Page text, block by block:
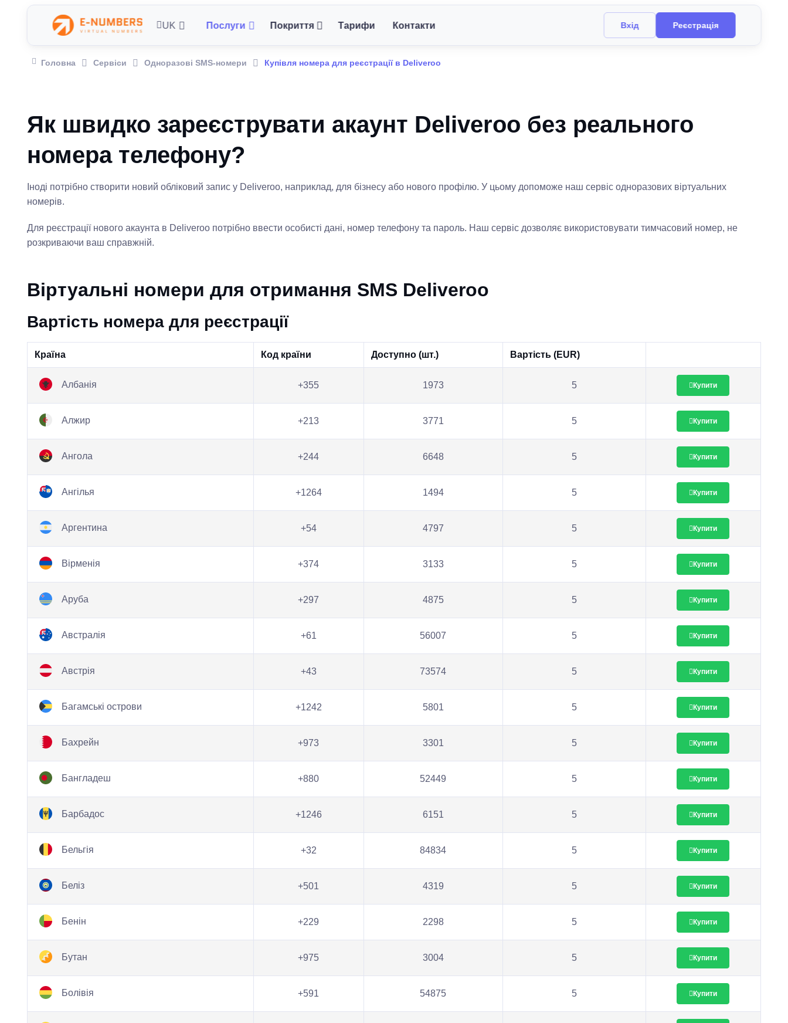
UK Послуги Покриття Тарифи Контакти Вхід Реєстрація
Головна Сервіси Одноразові SMS-номери Купівля номера для реєстрації в Deliveroo
Як швидко зареєструвати акаунт Deliveroo без реального
номера телефону?
Іноді потрібно створити новий обліковий запис у Deliveroo, наприклад, для бізнесу або нового профілю. У цьому допоможе наш сервіс одноразових віртуальних
номерів.
Для реєстрації нового акаунта в Deliveroo потрібно ввести особисті дані, номер телефону та пароль. Наш сервіс дозволяє використовувати тимчасовий номер, не
розкриваючи ваш справжній.
Віртуальні номери для отримання SMS Deliveroo
Вартість номера для реєстрації
Країна Код країни Доступно (шт.) Вартість (EUR)
Албанія +355 1973 5 Купити
Алжир +213 3771 5 Купити
Ангола +244 6648 5 Купити
Ангілья +1264 1494 5 Купити
Аргентина +54 4797 5 Купити
Вірменія +374 3133 5 Купити
Аруба +297 4875 5 Купити
Австралія +61 56007 5 Купити
Австрія +43 73574 5 Купити
Багамські острови +1242 5801 5 Купити
Бахрейн +973 3301 5 Купити
Бангладеш +880 52449 5 Купити
Барбадос +1246 6151 5 Купити
Бельгія +32 84834 5 Купити
Беліз +501 4319 5 Купити
Бенін +229 2298 5 Купити
Бутан +975 3004 5 Купити
Болівія +591 54875 5 Купити